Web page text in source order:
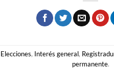
Elecciones, Interés general,
permanente.